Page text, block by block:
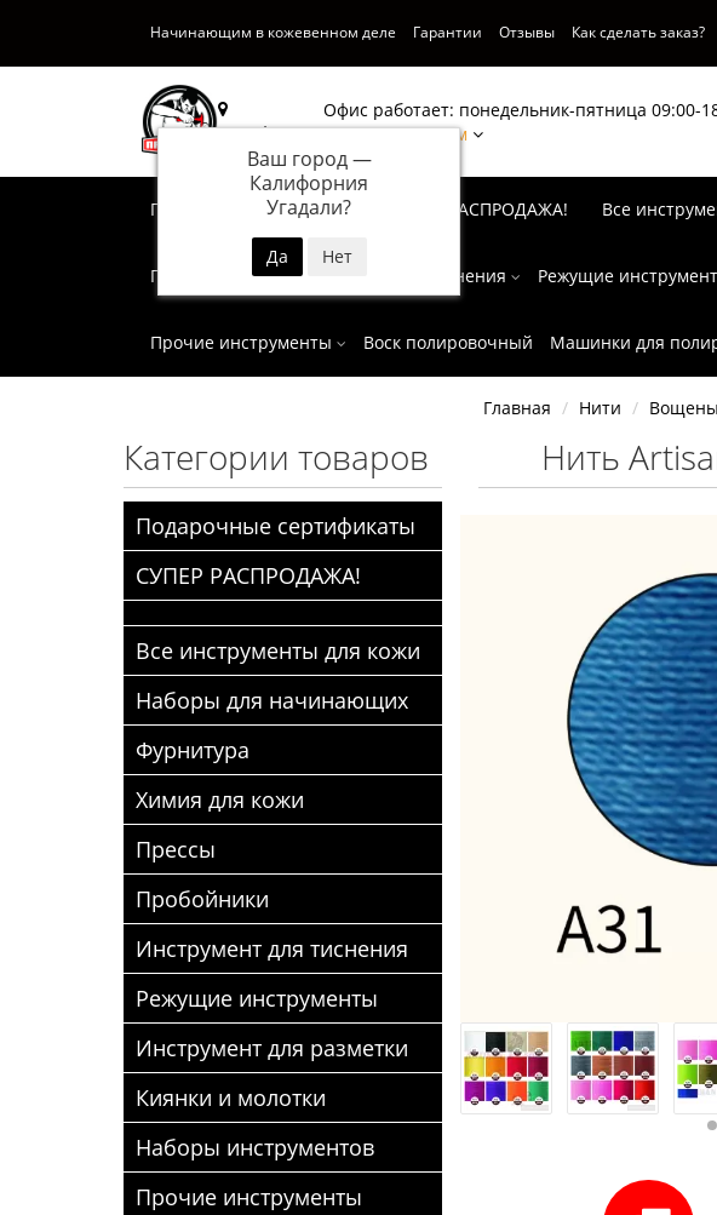
Начинающим в кожевенном деле Гарантии Отзывы Как сделать заказ?
Калифорния
Ваш город —
Калифорния
Угадали?
Офис работает: понедельник-пятница 09:00-
Написать нам
Подарочные сертификаты СУПЕР РАСПРОДАЖА! Все
Пробойники Инструмент для тиснения Режущие
Прочие инструменты Воск полировочный Машинки для
Категории товаров
Подарочные сертификаты
СУПЕР РАСПРОДАЖА!
Все инструменты для кожи
Наборы для начинающих
Фурнитура
Химия для кожи
Прессы
Пробойники
Инструмент для тиснения
Режущие инструменты
Инструмент для разметки
Киянки и молотки
Наборы инструментов
Прочие инструменты
Главная Нити
Нить